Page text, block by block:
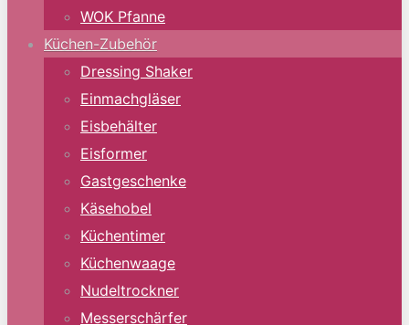
WOK Pfanne
Küchen-Zubehör
Dressing Shaker
Einmachgläser
Eisbehälter
Eisformer
Gastgeschenke
Käsehobel
Küchentimer
Küchenwaage
Nudeltrockner
Messerschärfer